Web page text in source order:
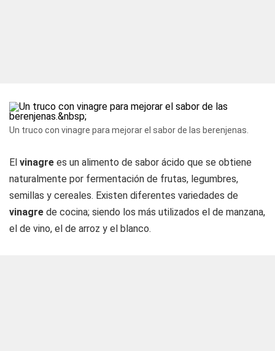
Un truco con vinagre para mejorar el sabor de las berenjenas.
El vinagre es un alimento de sabor ácido que se obtiene
naturalmente por fermentación de frutas, legumbres,
semillas y cereales. Existen diferentes variedades de
vinagre de cocina; siendo los más utilizados el de manzana,
el de vino, el de arroz y el blanco.